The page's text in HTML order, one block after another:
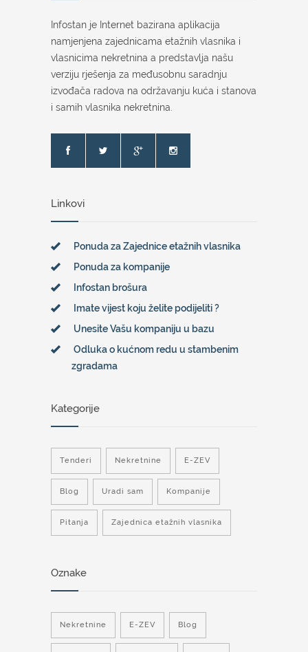
Infostan je Internet bazirana aplikacija
namjenjena zajednicama etažnih vlasnika i
vlasnicima nekretnina a predstavlja našu
verziju rješenja za međusobnu saradnju
izvođača radova na održavanju kuća i stanova
i samih vlasnika nekretnina.
Linkovi
Ponuda za Zajednice etažnih vlasnika
Ponuda za kompanije
Infostan brošura
Imate vijest koju želite podijeliti ?
Unesite Vašu kompaniju u bazu
Odluka o kućnom redu u stambenim
zgradama
Kategorije
Tenderi Nekretnine E-ZEV
Blog Uradi sam Kompanije
Pitanja Zajednica etažnih vlasnika
Oznake
Nekretnine E-ZEV Blog